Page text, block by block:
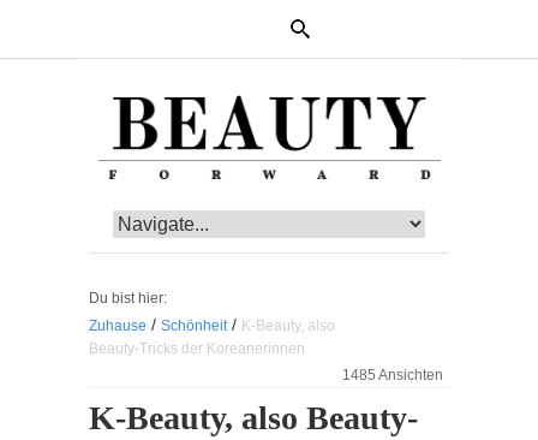
Du bist hier:
Zuhause / Schönheit / K-Beauty, also
Beauty-Tricks der Koreanerinnen
1485 Ansichten
K-Beauty, also Beauty-